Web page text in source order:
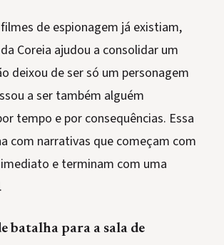
de espionagem já existiam,
Coreia ajudou a consolidar um
deixou de ser só um personagem
a ser também alguém
tempo e por consequências. Essa
com narrativas que começam com
e terminam com uma
batalha para a sala de